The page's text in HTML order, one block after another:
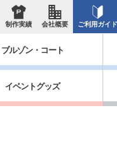
制作実績 会社概要 ご利用ガイド
ブルゾン・コート
イベントグッズ